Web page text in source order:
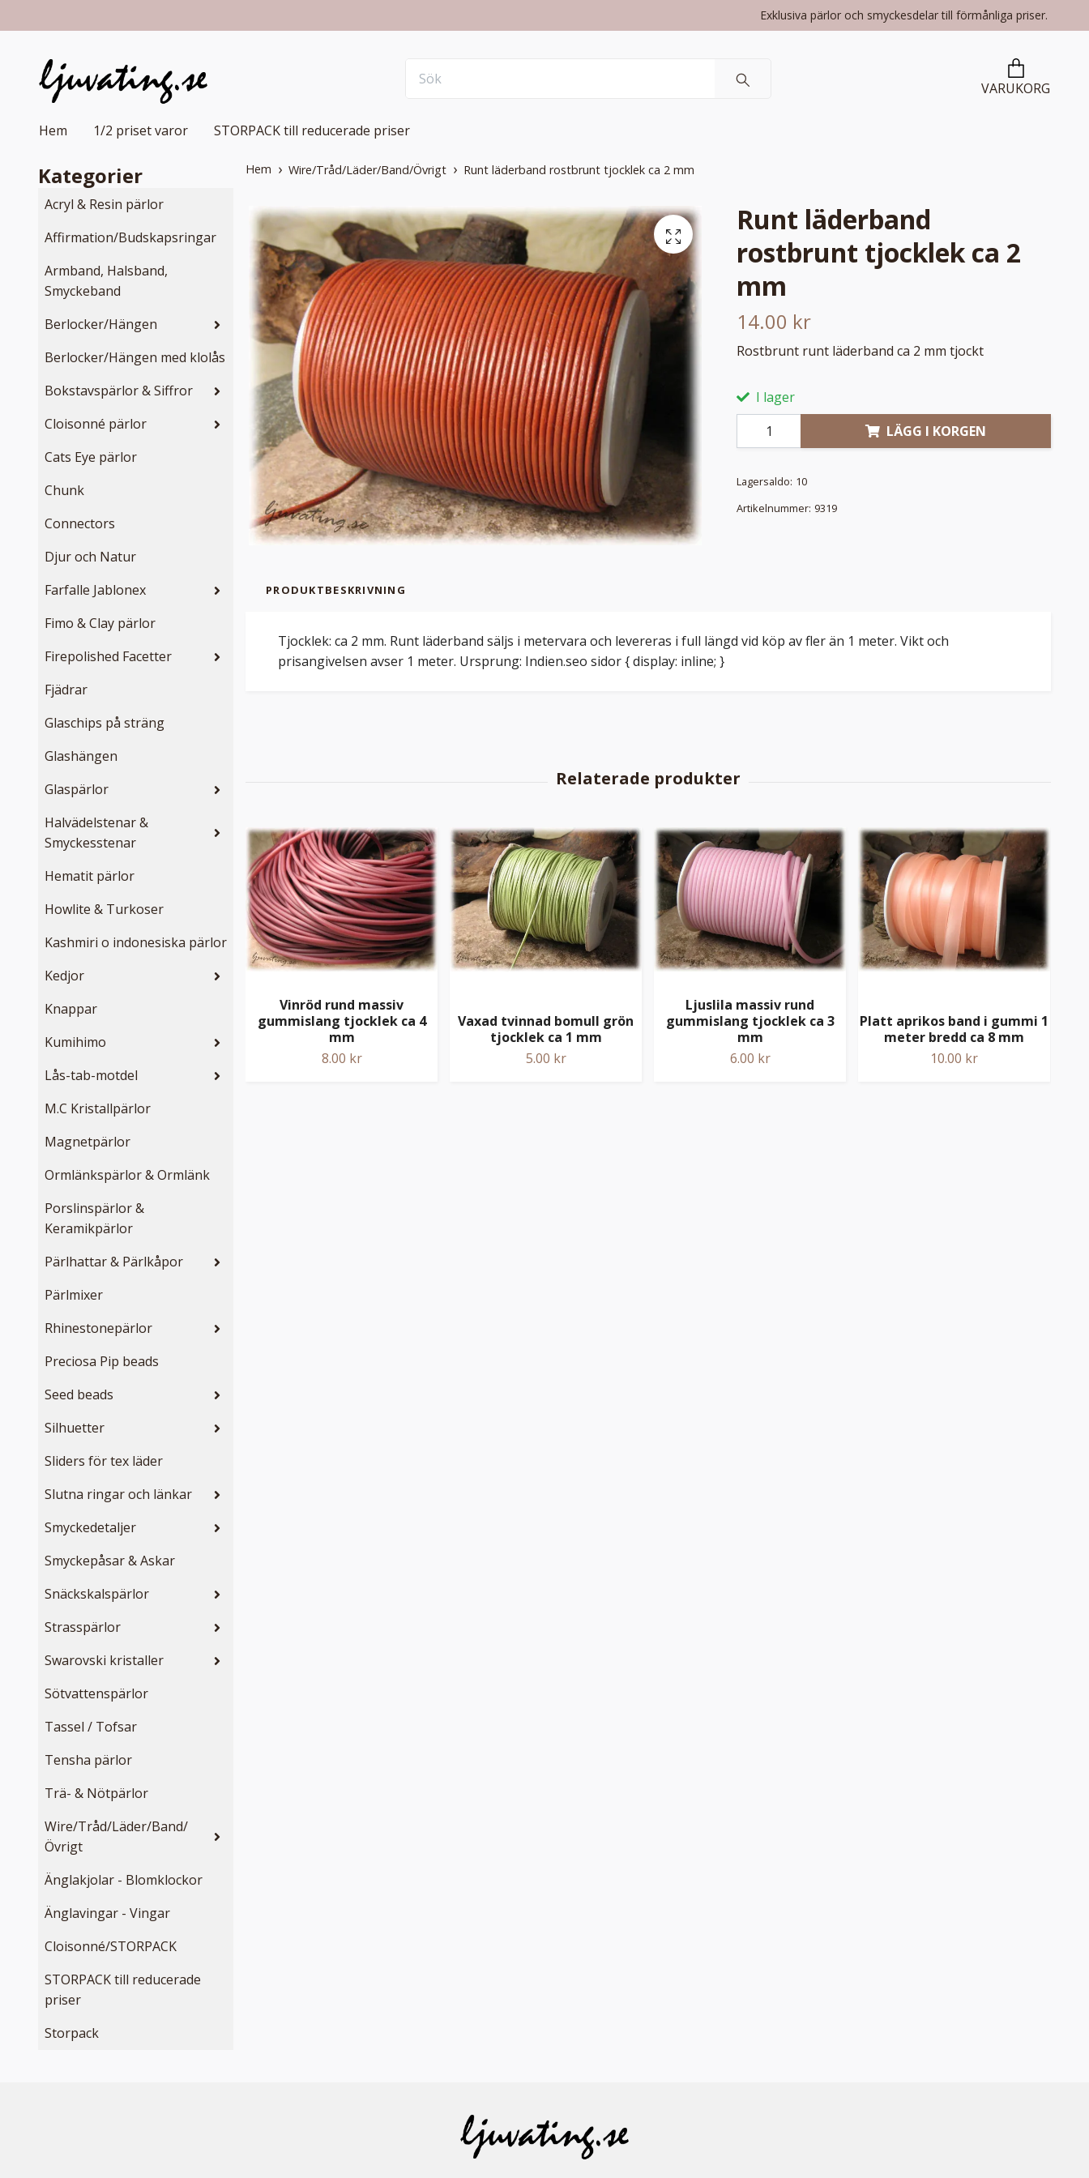
Exklusiva pärlor och smyckesdelar till förmånliga priser.
VARUKORG
Hem 1/2 priset varor STORPACK till reducerade priser
Kategorier
Acryl & Resin pärlor
Affirmation/Budskapsringar
Armband, Halsband,
Smyckeband
Berlocker/Hängen
Berlocker/Hängen med klolås
Bokstavspärlor & Siffror
Cloisonné pärlor
Cats Eye pärlor
Chunk
Connectors
Djur och Natur
Farfalle Jablonex
Fimo & Clay pärlor
Firepolished Facetter
Fjädrar
Glaschips på sträng
Glashängen
Glaspärlor
Halvädelstenar &
Smyckesstenar
Hematit pärlor
Howlite & Turkoser
Kashmiri o indonesiska pärlor
Kedjor
Knappar
Kumihimo
Lås-tab-motdel
M.C Kristallpärlor
Magnetpärlor
Ormlänkspärlor & Ormlänk
Porslinspärlor &
Keramikpärlor
Pärlhattar & Pärlkåpor
Pärlmixer
Rhinestonepärlor
Preciosa Pip beads
Seed beads
Silhuetter
Sliders för tex läder
Slutna ringar och länkar
Smyckedetaljer
Smyckepåsar & Askar
Snäckskalspärlor
Strasspärlor
Swarovski kristaller
Sötvattenspärlor
Tassel / Tofsar
Tensha pärlor
Trä- & Nötpärlor
Wire/Tråd/Läder/Band/
Övrigt
Änglakjolar - Blomklockor
Änglavingar - Vingar
Cloisonné/STORPACK
STORPACK till reducerade
priser
Storpack
Hem Wire/Tråd/Läder/Band/Övrigt Runt läderband rostbrunt tjocklek ca 2 mm
Runt läderband
rostbrunt tjocklek ca 2
mm
14.00 kr
Rostbrunt runt läderband ca 2 mm tjockt
I lager
LÄGG I KORGEN
Lagersaldo: 10
Artikelnummer: 9319
PRODUKTBESKRIVNING
Tjocklek: ca 2 mm. Runt läderband säljs i metervara och levereras i full längd vid köp av fler än 1 meter. Vikt och
prisangivelsen avser 1 meter. Ursprung: Indien.seo sidor { display: inline; }
Vinröd rund massiv
gummislang tjocklek ca 4
mm
8.00 kr
Vaxad tvinnad bomull grön
tjocklek ca 1 mm
5.00 kr
Ljuslila massiv rund
gummislang tjocklek ca 3
mm
6.00 kr
Platt aprikos band i gummi 1
meter bredd ca 8 mm
10.00 kr